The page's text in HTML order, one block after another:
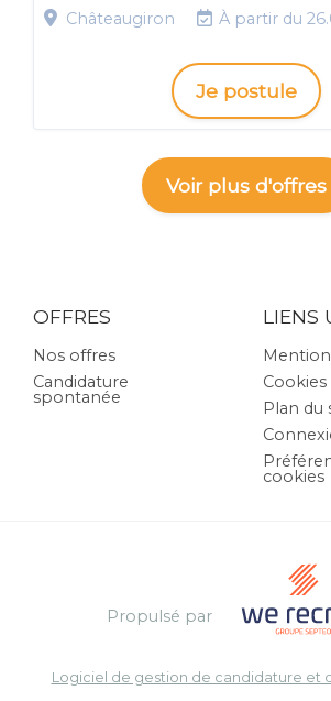
Châteaugiron
À partir du
Je postule
Voir plus d'offres
OFFRES
Nos offres
Candidature
spontanée
LIENS
Cookies
Plan du
cookies
Propulsé par
Logiciel de gestion de candidature et